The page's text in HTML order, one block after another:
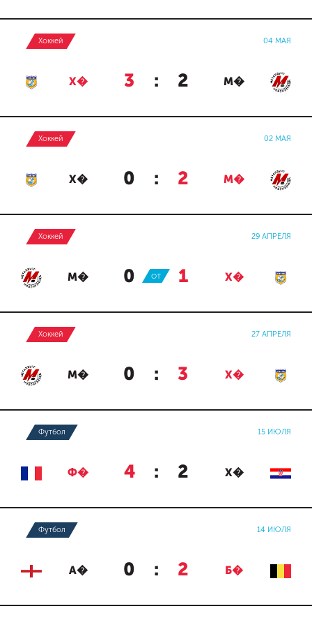
Хоккей 04 МАЯ
Х� 3 : 2 М�
Хоккей 02 МАЯ
Х� 0 : 2 М�
Хоккей 29 АПРЕЛЯ
М� 0 : 1 Х�
ОТ
Хоккей 27 АПРЕЛЯ
М� 0 : 3 Х�
Футбол 15 ИЮЛЯ
Ф� 4 : 2 Х�
Футбол 14 ИЮЛЯ
А� 0 : 2 Б�